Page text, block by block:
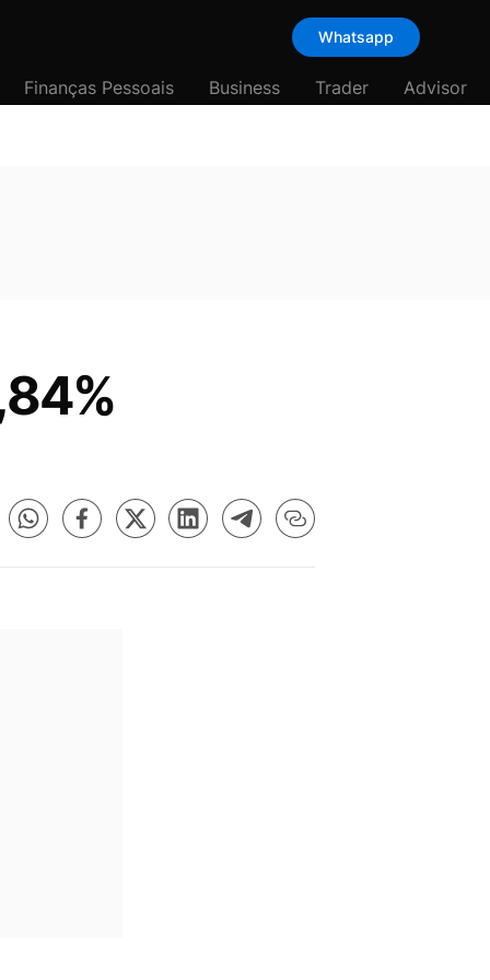
Whatsapp
Finanças Pessoais Business Trader Advisor